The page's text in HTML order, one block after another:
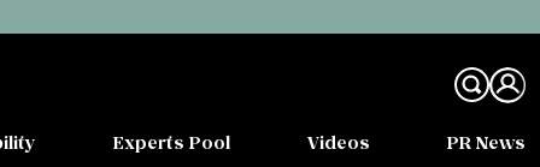
Experts Pool Videos PR News